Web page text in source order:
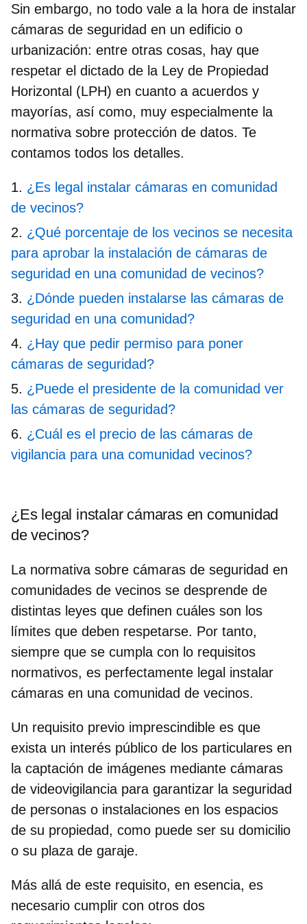
Sin embargo, no todo vale a la hora de instalar
cámaras de seguridad en un edificio o
urbanización: entre otras cosas, hay que
respetar el dictado de la Ley de Propiedad
Horizontal (LPH) en cuanto a acuerdos y
mayorías, así como, muy especialmente la
normativa sobre protección de datos. Te
contamos todos los detalles.
¿Es legal instalar cámaras en comunidad
de vecinos?
¿Qué porcentaje de los vecinos se necesita
para aprobar la instalación de cámaras de
seguridad en una comunidad de vecinos?
¿Dónde pueden instalarse las cámaras de
seguridad en una comunidad?
¿Hay que pedir permiso para poner
cámaras de seguridad?
¿Puede el presidente de la comunidad ver
las cámaras de seguridad?
¿Cuál es el precio de las cámaras de
vigilancia para una comunidad vecinos?
¿Es legal instalar cámaras en comunidad
de vecinos?
La normativa sobre cámaras de seguridad en
comunidades de vecinos se desprende de
distintas leyes que definen cuáles son los
límites que deben respetarse. Por tanto,
siempre que se cumpla con lo requisitos
normativos, es perfectamente legal instalar
cámaras en una comunidad de vecinos.
Un requisito previo imprescindible es que
exista un interés público de los particulares en
la captación de imágenes mediante cámaras
de videovigilancia para garantizar la seguridad
de personas o instalaciones en los espacios
de su propiedad, como puede ser su domicilio
o su plaza de garaje.
Más allá de este requisito, en esencia, es
necesario cumplir con otros dos